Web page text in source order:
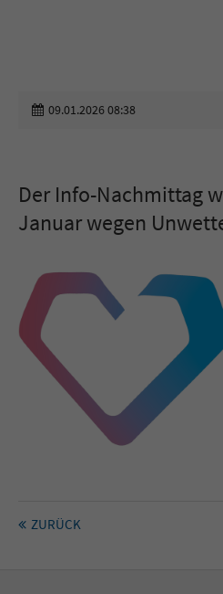
09.01.2026 08:38
Der Info-Nachmittag
Januar wegen
ZURÜCK